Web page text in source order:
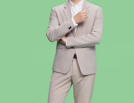
Kandydat
Student
Zapisz się na studia